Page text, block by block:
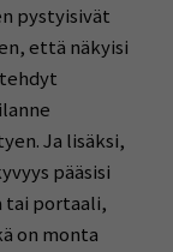
pystyisivät
että näkyisi
Ja lisäksi,
pääsisi
tai portaali,
on monta